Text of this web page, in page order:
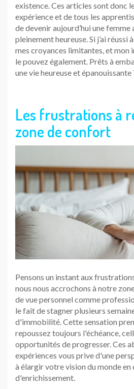
existence. Ces articles sont donc
expérience et de tous les
de devenir aujourd’hui une
pleinement heureuse. Si j’ai réussi
mes croyances limitantes, et mon
le pouvez également. Prêts à
une vie heureuse et épanouissante
Les frustrations à
zone de confort
Pensons un instant aux
nous nous accrochons à notre
de vue personnel comme
le fait de stagner plusieurs
d'immobilité. Cette sensation
repoussez toujours l'échéance,
opportunités de progresser. Ces
expériences vous prive d'une
à élargir votre vision du monde en
d'enrichissement.